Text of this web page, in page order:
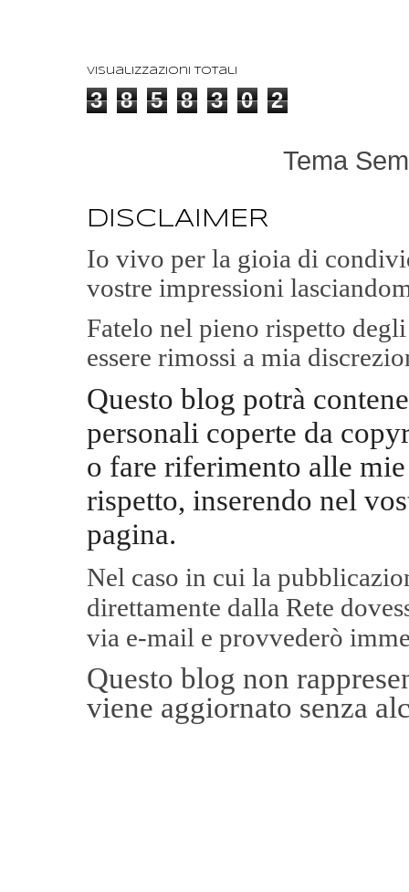
Visualizzazioni totali
3 8 5 8 3 0 2
Tema
DISCLAIMER
Io vivo per la gioia di
vostre impressioni
Fatelo nel pieno rispetto
essere rimossi a mia
Questo blog potrà
personali coperte da
o fare riferimento alle
rispetto, inserendo nel
pagina.
Nel caso in cui la
direttamente dalla Rete
via e-mail e provvederò
Questo blog non
viene aggiornato senza